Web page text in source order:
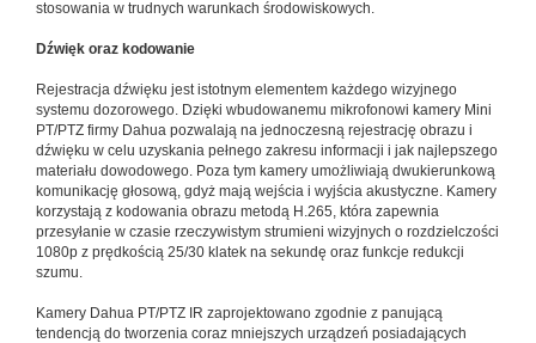
stosowania w trudnych warunkach środowiskowych.
Dźwięk oraz kodowanie
Rejestracja dźwięku jest istotnym elementem każdego wizyjnego
systemu dozorowego. Dzięki wbudowanemu mikrofonowi kamery Mini
PT/PTZ firmy Dahua pozwalają na jednoczesną rejestrację obrazu i
dźwięku w celu uzyskania pełnego zakresu informacji i jak najlepszego
materiału dowodowego. Poza tym kamery umożliwiają dwukierunkową
komunikację głosową, gdyż mają wejścia i wyjścia akustyczne. Kamery
korzystają z kodowania obrazu metodą H.265, która zapewnia
przesyłanie w czasie rzeczywistym strumieni wizyjnych o rozdzielczości
1080p z prędkością 25/30 klatek na sekundę oraz funkcje redukcji
szumu.
Kamery Dahua PT/PTZ IR zaprojektowano zgodnie z panującą
tendencją do tworzenia coraz mniejszych urządzeń posiadających